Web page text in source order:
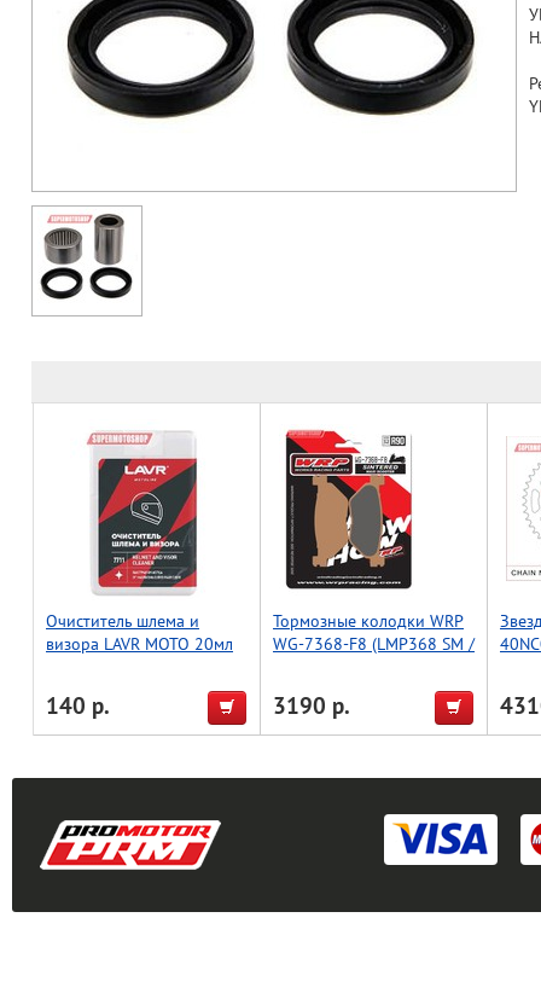
Очиститель шлема и
визора LAVR MOTO 20мл
140 р.
Тормозные колодки WRP
WG-7368-F8 (LMP368 SM /
3190 р.